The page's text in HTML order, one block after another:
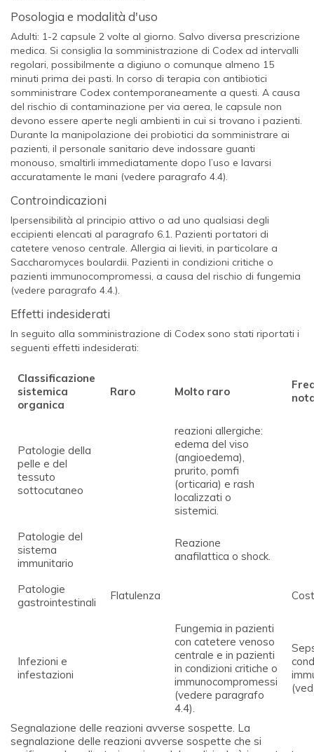
Posologia e modalità d'uso
Adulti: 1-2 capsule 2 volte al giorno. Salvo diversa prescrizione
medica. Si consiglia la somministrazione di Codex ad intervalli
regolari, possibilmente a digiuno o comunque almeno 15
minuti prima dei pasti. In corso di terapia con antibiotici
somministrare Codex contemporaneamente a questi. A causa
del rischio di contaminazione per via aerea, le capsule non
devono essere aperte negli ambienti in cui si trovano i pazienti.
Durante la manipolazione dei probiotici da somministrare ai
pazienti, il personale sanitario deve indossare guanti
monouso, smaltirli immediatamente dopo l’uso e lavarsi
accuratamente le mani (vedere paragrafo 4.4).
Controindicazioni
Ipersensibilità al principio attivo o ad uno qualsiasi degli
eccipienti elencati al paragrafo 6.1. Pazienti portatori di
catetere venoso centrale. Allergia ai lieviti, in particolare a
Saccharomyces boulardii. Pazienti in condizioni critiche o
pazienti immunocompromessi, a causa del rischio di fungemia
(vedere paragrafo 4.4.).
Effetti indesiderati
In seguito alla somministrazione di Codex sono stati riportati i
seguenti effetti indesiderati:
Classificazione
sistemica
organica
Raro Molto raro
Patologie della
pelle e del
tessuto
sottocutaneo
reazioni allergiche:
edema del viso
(angioedema),
prurito, pomfi
(orticaria) e rash
localizzati o
sistemici.
Patologie del
sistema
immunitario
Reazione
anafilattica o shock.
Patologie
gastrointestinali
Flatulenza
Infezioni e
infestazioni
Fungemia in pazienti
con catetere venoso
centrale e in pazienti
in condizioni critiche o
immunocompromessi
(vedere paragrafo
4.4).
Segnalazione delle reazioni avverse sospette. La
segnalazione delle reazioni avverse sospette che si